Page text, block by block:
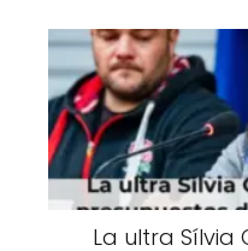
La ultra Sílvia